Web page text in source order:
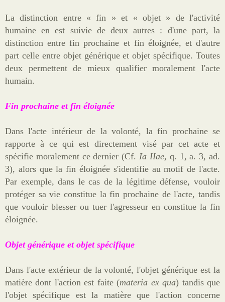
La distinction entre « fin » et « objet » de l'activité
humaine en est suivie de deux autres : d'une part, la
distinction entre fin prochaine et fin éloignée, et d'autre
part celle entre objet générique et objet spécifique. Toutes
deux permettent de mieux qualifier moralement l'acte
humain.
Fin prochaine et fin éloignée
Dans l'acte intérieur de la volonté, la fin prochaine se
rapporte à ce qui est directement visé par cet acte et
spécifie moralement ce dernier (Cf.Ia IIae, q. 1, a. 3, ad.
3), alors que la fin éloignée s'identifie au motif de l'acte.
Par exemple, dans le cas de la légitime défense, vouloir
protéger sa vie constitue la fin prochaine de l'acte, tandis
que vouloir blesser ou tuer l'agresseur en constitue la fin
éloignée.
Objet générique et objet spécifique
Dans l'acte extérieur de la volonté, l'objet générique est la
matière dont l'action est faite (materia ex qua) tandis que
l'objet spécifique est la matière que l'action concerne